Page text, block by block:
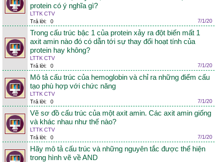
protein có ý nghĩa gì?
LTTK CTV
Trả lời:
0 7/1/20
Trong cấu trúc bậc 1 của protein xảy ra đột biến mất 1
axit amin nào đó có dẫn tới sự thay đổi hoạt tính của
protein hay không?
LTTK CTV
Trả lời:
0 7/1/20
Mô tả cấu trúc của hemoglobin và chỉ ra những điểm cấu
tạo phù hợp với chức năng
LTTK CTV
Trả lời:
0 7/1/20
Vẽ sơ đồ cấu trúc của một axit amin. Các axit amin giống
và khác nhau như thế nào?
LTTK CTV
Trả lời:
0 7/1/20
Hãy mô tả cấu trúc và những nguyên tắc được thể hiện
trong hình vẽ về AND